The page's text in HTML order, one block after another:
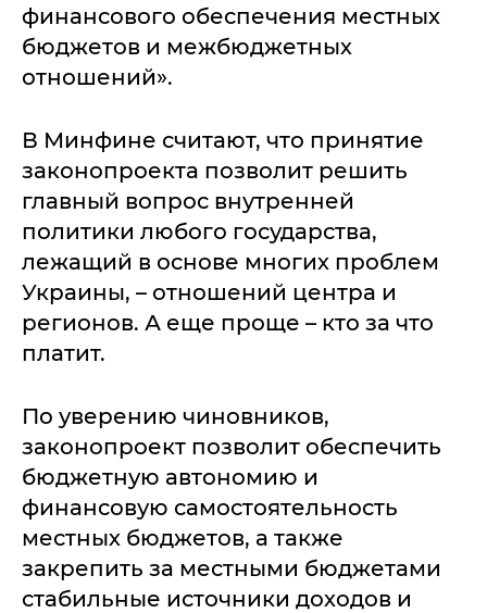
финансового обеспечения местных
бюджетов и межбюджетных
отношений».
В Минфине считают, что принятие
законопроекта позволит решить
главный вопрос внутренней
политики любого государства,
лежащий в основе многих проблем
Украины, – отношений центра и
регионов. А еще проще – кто за что
платит.
По уверению чиновников,
законопроект позволит обеспечить
бюджетную автономию и
финансовую самостоятельность
местных бюджетов, а также
закрепить за местными бюджетами
стабильные источники доходов и